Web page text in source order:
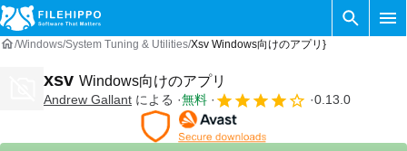
Windows System Tuning & Utilities Xsv Windows向けのアプリ}
xsv Windows向けのアプリ
Andrew Gallant による 無料 0.13.0